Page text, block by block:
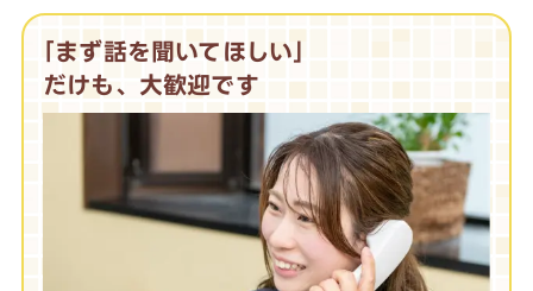
｢まず話を聞いてほしい｣
だけも、大歓迎です